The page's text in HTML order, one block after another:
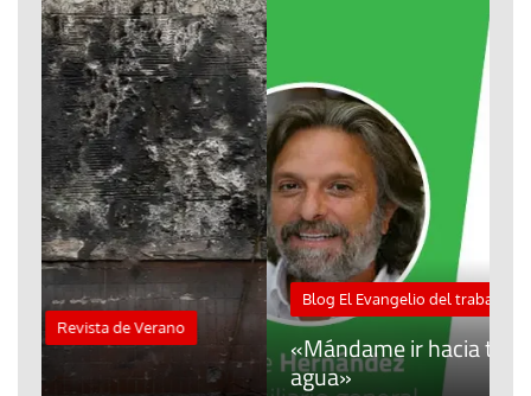
Blog El Evangelio del trabajo
«Mándame ir hacia ti andando sobre el
agua»